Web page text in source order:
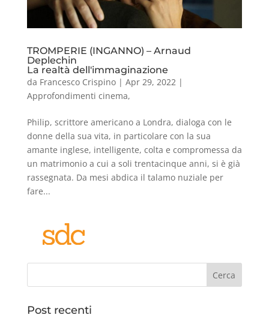
TROMPERIE (INGANNO) – Arnaud
Deplechin
La realtà dell'immaginazione
da Francesco Crispino| Apr 29, 2022|
Approfondimenti cinema,
Philip, scrittore americano a Londra, dialoga con le
donne della sua vita, in particolare con la sua
amante inglese, intelligente, colta e compromessa da
un matrimonio a cui a soli trentacinque anni, si è già
rassegnata. Da mesi abdica il talamo nuziale per
fare...
Cerca
Post recenti